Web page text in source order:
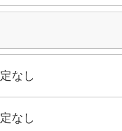
なし
なし